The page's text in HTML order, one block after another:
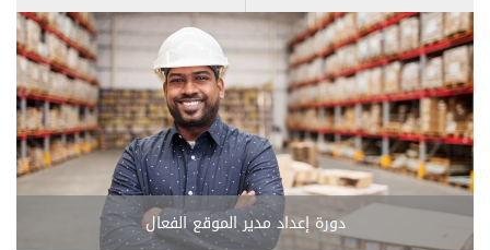
دورة إعداد مدير الموقع الفعال